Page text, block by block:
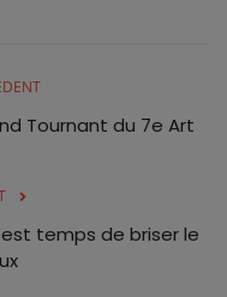
Tournant du 7e Art
est temps de briser le